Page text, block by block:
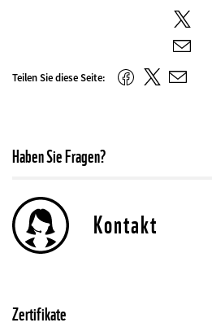
Twitter
E-
Mail
Teilen Sie diese Seite: FacebookTwitter
E-
Haben Sie Fragen?
Kontakt
Zertifikate